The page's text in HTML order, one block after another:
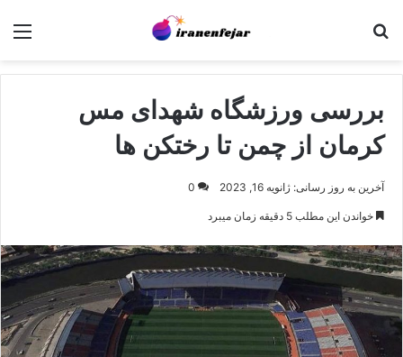
بررسی ورزشگاه شهدای مس
کرمان از چمن تا رختکن ها
آخرین به روز رسانی: ژانویه 16, 2023 0
خواندن این مطلب 5 دقیقه زمان میبرد